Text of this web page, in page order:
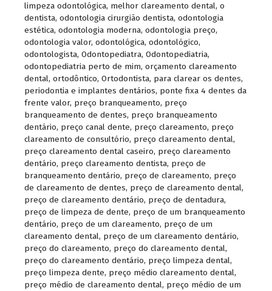
limpeza odontológica, melhor clareamento dental, o
dentista, odontologia cirurgião dentista, odontologia
estética, odontologia moderna, odontologia preço,
odontologia valor, odontológica, odontológico,
odontologista, Odontopediatra, Odontopediatria,
odontopediatria perto de mim, orçamento clareamento
dental, ortodôntico, Ortodontista, para clarear os dentes,
periodontia e implantes dentários, ponte fixa 4 dentes da
frente valor, preço branqueamento, preço
branqueamento de dentes, preço branqueamento
dentário, preço canal dente, preço clareamento, preço
clareamento de consultório, preço clareamento dental,
preço clareamento dental caseiro, preço clareamento
dentário, preço clareamento dentista, preço de
branqueamento dentário, preço de clareamento, preço
de clareamento de dentes, preço de clareamento dental,
preço de clareamento dentário, preço de dentadura,
preço de limpeza de dente, preço de um branqueamento
dentário, preço de um clareamento, preço de um
clareamento dental, preço de um clareamento dentário,
preço do clareamento, preço do clareamento dental,
preço do clareamento dentário, preço limpeza dental,
preço limpeza dente, preço médio clareamento dental,
preço médio de clareamento dental, preço médio de um